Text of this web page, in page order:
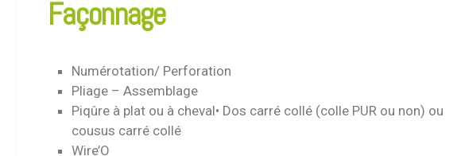
Façonnage
Numérotation/ Perforation
Pliage – Assemblage
Piqûre à plat ou à cheval• Dos carré collé (colle PUR ou non) ou
cousus carré collé
Wire’O